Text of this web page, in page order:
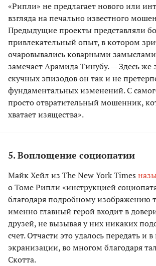
«Рипли» не предлагает нового или
взгляда на печально известного
Предыдущие проекты представляли
привлекательный опыт, в котором
очаровывались коварными
замечает Арамида Тинубу. — Здесь же
скучных эпизодов он так и не
фундаментальных изменений. С
просто отвратительный мошенник,
хватает изящества».
5. Воплощение социопатии
Майк Хейл из The New York Times
о Томе Рипли «инструкцией
благодаря подробному изображению
именно главный герой входит в
друзей, не вызывая у них никаких
счет. Отчасти это удалось передать и
экранизации, во многом благодаря
Скотта.